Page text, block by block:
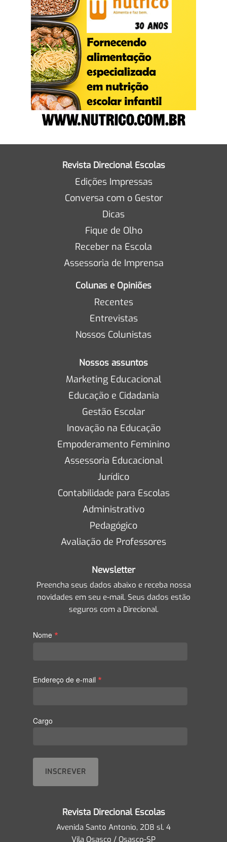
Revista Direcional Escolas
Edições Impressas
Conversa com o Gestor
Dicas
Fique de Olho
Receber na Escola
Assessoria de Imprensa
Colunas e Opiniões
Recentes
Entrevistas
Nossos Colunistas
Nossos assuntos
Marketing Educacional
Educação e Cidadania
Gestão Escolar
Inovação na Educação
Empoderamento Feminino
Assessoria Educacional
Jurídico
Contabilidade para Escolas
Administrativo
Pedagógico
Avaliação de Professores
Newsletter
Preencha seus dados abaixo e receba nossa
novidades em seu e-mail. Seus dados estão
seguros com a Direcional.
Nome *
Endereço de e-mail *
Cargo
Revista Direcional Escolas
Avenida Santo Antonio, 208 sl. 4
Vila Osasco / Osasco-SP